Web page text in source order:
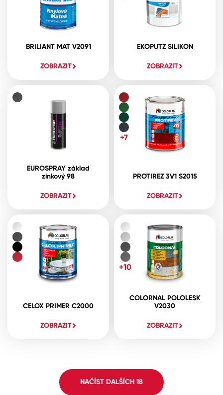
BRILIANT MAT V2091
ZOBRAZIT
EKOPUTZ SILIKON
ZOBRAZIT
EUROSPRAY základ
zinkový 98
ZOBRAZIT
PROTIREZ 3V1 S2015
ZOBRAZIT
+7
CELOX PRIMER C2000
ZOBRAZIT
COLORNAL POLOLESK
V2030
ZOBRAZIT
+10
NAČÍST DALŠÍCH 18